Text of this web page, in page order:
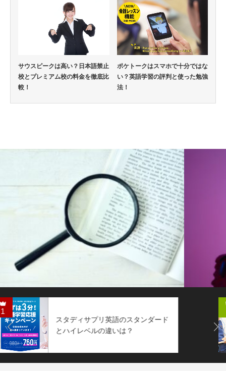
サウスピークは高い？日本語禁止
校とプレミアム校の料金を徹底比
較！
ポケトークはスマホで十分ではな
い？英語学習の評判と使った勉強
法！
ド
ネイティブイングリッシュの口
を検証！メリットや教材の評価
Next